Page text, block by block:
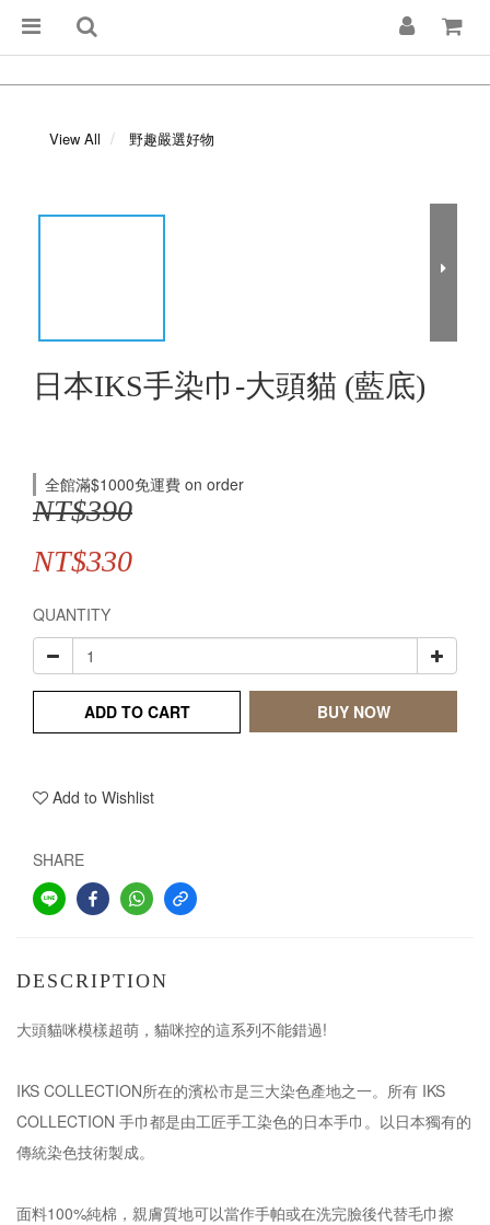
View All 野趣嚴選好物
日本IKS手染巾-大頭貓 (藍底)
全館滿$1000免運費 on order
NT$390
NT$330
QUANTITY
ADD TO CART BUY NOW
Add to Wishlist
SHARE
DESCRIPTION
大頭貓咪模樣超萌，貓咪控的這系列不能錯過!
IKS COLLECTION所在的濱松市是三大染色產地之一。所有 IKS
COLLECTION 手巾都是由工匠手工染色的日本手巾。以日本獨有的
傳統染色技術製成。
面料100%純棉，親膚質地可以當作手帕或在洗完臉後代替毛巾擦